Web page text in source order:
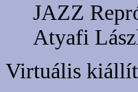
JAZZ
Atyafi
Virtuális